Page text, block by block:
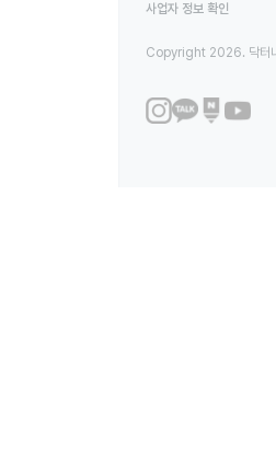
사업자 정보 확인
Copyright 2026. 닥터